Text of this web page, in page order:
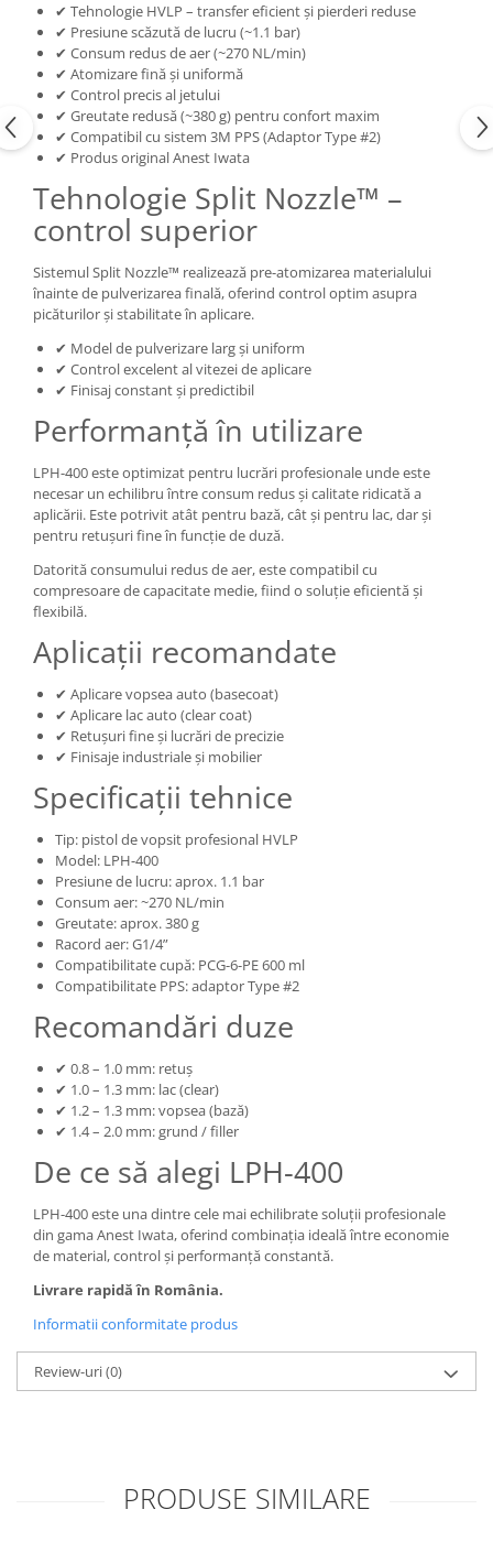
✔ Tehnologie HVLP – transfer eficient și pierderi reduse
✔ Presiune scăzută de lucru (~1.1 bar)
✔ Consum redus de aer (~270 NL/min)
✔ Atomizare fină și uniformă
✔ Control precis al jetului
✔ Greutate redusă (~380 g) pentru confort maxim
✔ Compatibil cu sistem 3M PPS (Adaptor Type #2)
✔ Produs original Anest Iwata
Tehnologie Split Nozzle™ –
control superior
Sistemul Split Nozzle™ realizează pre-atomizarea materialului
înainte de pulverizarea finală, oferind control optim asupra
picăturilor și stabilitate în aplicare.
✔ Model de pulverizare larg și uniform
✔ Control excelent al vitezei de aplicare
✔ Finisaj constant și predictibil
Performanță în utilizare
LPH-400 este optimizat pentru lucrări profesionale unde este
necesar un echilibru între consum redus și calitate ridicată a
aplicării. Este potrivit atât pentru bază, cât și pentru lac, dar și
pentru retușuri fine în funcție de duză.
Datorită consumului redus de aer, este compatibil cu
compresoare de capacitate medie, fiind o soluție eficientă și
flexibilă.
Aplicații recomandate
✔ Aplicare vopsea auto (basecoat)
✔ Aplicare lac auto (clear coat)
✔ Retușuri fine și lucrări de precizie
✔ Finisaje industriale și mobilier
Specificații tehnice
Tip: pistol de vopsit profesional HVLP
Model: LPH-400
Presiune de lucru: aprox. 1.1 bar
Consum aer: ~270 NL/min
Greutate: aprox. 380 g
Racord aer: G1/4”
Compatibilitate cupă: PCG-6-PE 600 ml
Compatibilitate PPS: adaptor Type #2
Recomandări duze
✔ 0.8 – 1.0 mm: retuș
✔ 1.0 – 1.3 mm: lac (clear)
✔ 1.2 – 1.3 mm: vopsea (bază)
✔ 1.4 – 2.0 mm: grund / filler
De ce să alegi LPH-400
LPH-400 este una dintre cele mai echilibrate soluții profesionale
din gama Anest Iwata, oferind combinația ideală între economie
de material, control și performanță constantă.
Livrare rapidă în România.
Informatii conformitate produs
Review-uri(0)
PRODUSE SIMILARE